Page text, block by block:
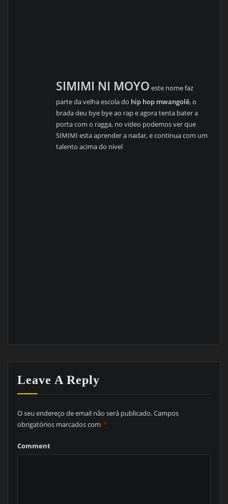
SIMIMI NI MOYO este nome faz
parte da velha escola do hip hop mwangolê, o
brada deu bye bye ao rap e agora tenta bater a
porta com o ragga, no video podemos ver que
SIMIMI esta aprender a nadar, e continua com um
talento acima do nivel
Leave A Reply
O seu endereço de email não será publicado.Campos
obrigatórios marcados com *
Comment